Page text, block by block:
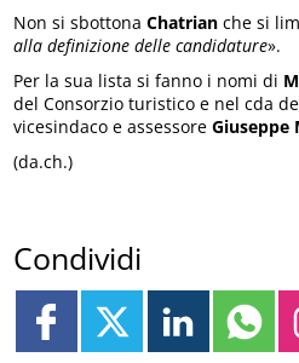
Non si sbottonaChatrian che si
alla definizione delle candidature».
Per la sua lista si fanno i nomi di
del Consorzio turistico e nel cda
vicesindaco e assessoreGiuseppe
(da.ch.)
Condividi